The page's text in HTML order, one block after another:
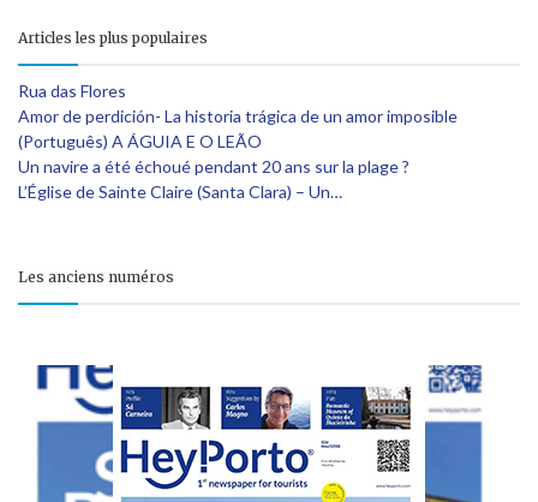
Articles les plus populaires
Rua das Flores
Amor de perdición- La historia trágica de un amor imposible
(Português) A ÁGUIA E O LEÃO
Un navire a été échoué pendant 20 ans sur la plage ?
L’Église de Sainte Claire (Santa Clara) – Un…
Les anciens numéros